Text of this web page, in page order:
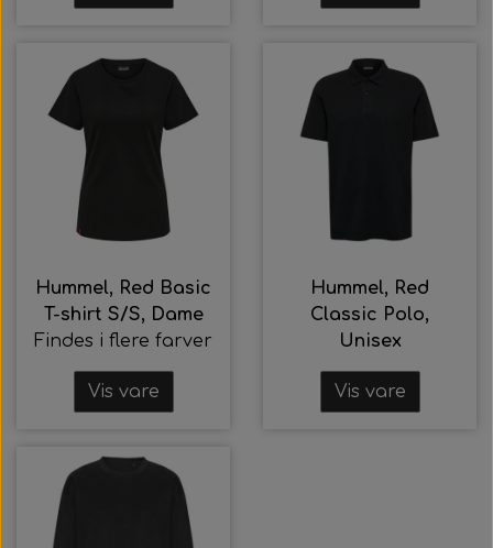
Hummel, Red Basic
T-shirt S/S, Dame
Findes i flere farver
Vis vare
Hummel, Red
Classic Polo,
Unisex
Vis vare